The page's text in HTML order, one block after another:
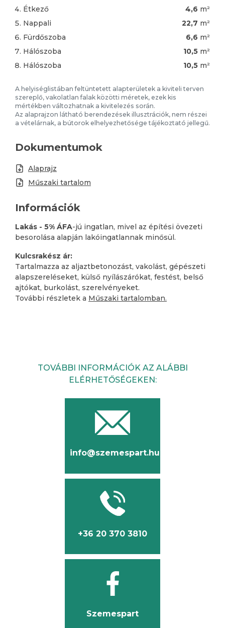
Étkező
4,6 m²
Nappali
22,7 m²
Fürdőszoba
6,6 m²
Hálószoba
10,5 m²
Hálószoba
10,5 m²
A helyiséglistában feltüntetett alapterületek a kiviteli terven
szereplő, vakolatlan falak közötti méretek, ezek kis
mértékben változhatnak a kivitelezés során.
Az alaprajzon látható berendezések illusztrációk, nem részei
a vételárnak, a bútorok elhelyezhetősége tájékoztató jellegű.
Dokumentumok
Alaprajz
Műszaki tartalom
Információk
Lakás - 5% ÁFA-jú ingatlan, mivel az építési övezeti
besorolása alapján lakóingatlannak minősül.
Kulcsrakész ár:
Tartalmazza az aljaztbetonozást, vakolást, gépészeti
alapszereléseket, külső nyílászárókat, festést, belső
ajtókat, burkolást, szerelvényeket.
További részletek a Műszaki tartalomban.
TOVÁBBI INFORMÁCIÓK AZ ALÁBBI
ELÉRHETŐSÉGEKEN:
info@szemespart.hu
+36 20 370 3810
Szemespart